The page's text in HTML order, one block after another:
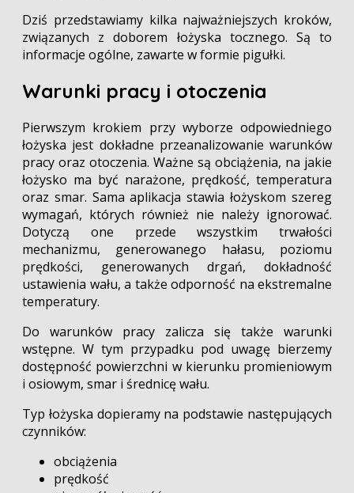
Dziś przedstawiamy kilka najważniejszych kroków,
związanych z doborem łożyska tocznego. Są to
informacje ogólne, zawarte w formie pigułki.
Warunki pracy i otoczenia
Pierwszym krokiem przy wyborze odpowiedniego
łożyska jest dokładne przeanalizowanie warunków
pracy oraz otoczenia. Ważne są obciążenia, na jakie
łożysko ma być narażone, prędkość, temperatura
oraz smar. Sama aplikacja stawia łożyskom szereg
wymagań, których również nie należy ignorować.
Dotyczą one przede wszystkim trwałości
mechanizmu, generowanego hałasu, poziomu
prędkości, generowanych drgań, dokładność
ustawienia wału, a także odporność na ekstremalne
temperatury.
Do warunków pracy zalicza się także warunki
wstępne. W tym przypadku pod uwagę bierzemy
dostępność powierzchni w kierunku promieniowym
i osiowym, smar i średnicę wału.
Typ łożyska dopieramy na podstawie następujących
czynników:
obciążenia
prędkość